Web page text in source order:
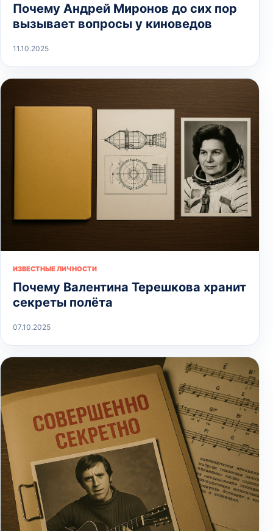
Почему Андрей Миронов до сих пор
вызывает вопросы у киноведов
11.10.2025
ИЗВЕСТНЫЕ ЛИЧНОСТИ
Почему Валентина Терешкова хранит
секреты полёта
07.10.2025